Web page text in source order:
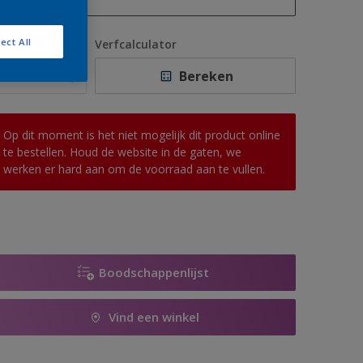
1 L
2,5 L
10 L
Verfcalculator
Bereken
Op dit moment is het niet mogelijk dit product online
te bestellen. Houd de website in de gaten, we
werken er hard aan om de voorraad aan te vullen.
Boodschappenlijst
Vind een winkel
All